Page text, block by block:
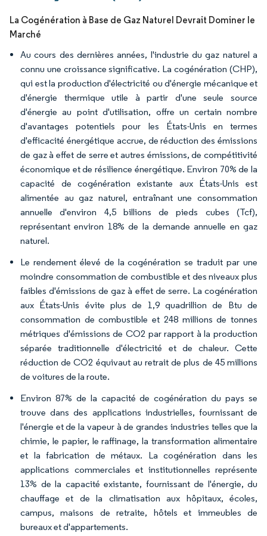
La Cogénération à Base de Gaz Naturel Devrait Dominer le
Marché
Au cours des dernières années, l'industrie du gaz naturel a
connu une croissance significative. La cogénération (CHP),
qui est la production d'électricité ou d'énergie mécanique et
d'énergie thermique utile à partir d'une seule source
d'énergie au point d'utilisation, offre un certain nombre
d'avantages potentiels pour les États-Unis en termes
d'efficacité énergétique accrue, de réduction des émissions
de gaz à effet de serre et autres émissions, de compétitivité
économique et de résilience énergétique. Environ 70% de la
capacité de cogénération existante aux États-Unis est
alimentée au gaz naturel, entraînant une consommation
annuelle d'environ 4,5 billions de pieds cubes (Tcf),
représentant environ 18% de la demande annuelle en gaz
naturel.
Le rendement élevé de la cogénération se traduit par une
moindre consommation de combustible et des niveaux plus
faibles d'émissions de gaz à effet de serre. La cogénération
aux États-Unis évite plus de 1,9 quadrillion de Btu de
consommation de combustible et 248 millions de tonnes
métriques d'émissions de CO2 par rapport à la production
séparée traditionnelle d'électricité et de chaleur. Cette
réduction de CO2 équivaut au retrait de plus de 45 millions
de voitures de la route.
Environ 87% de la capacité de cogénération du pays se
trouve dans des applications industrielles, fournissant de
l'énergie et de la vapeur à de grandes industries telles que la
chimie, le papier, le raffinage, la transformation alimentaire
et la fabrication de métaux. La cogénération dans les
applications commerciales et institutionnelles représente
13% de la capacité existante, fournissant de l'énergie, du
chauffage et de la climatisation aux hôpitaux, écoles,
campus, maisons de retraite, hôtels et immeubles de
bureaux et d'appartements.